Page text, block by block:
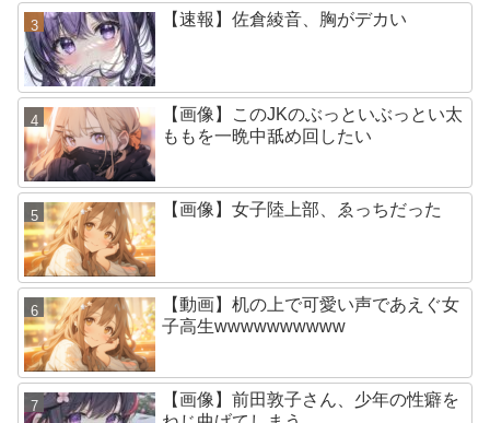
【速報】佐倉綾音、胸がデカい
【画像】このJKのぶっといぶっとい太
ももを一晩中舐め回したい
【画像】女子陸上部、ゑっちだった
【動画】机の上で可愛い声であえぐ女
子高生wwwwwwwwww
【画像】前田敦子さん、少年の性癖を